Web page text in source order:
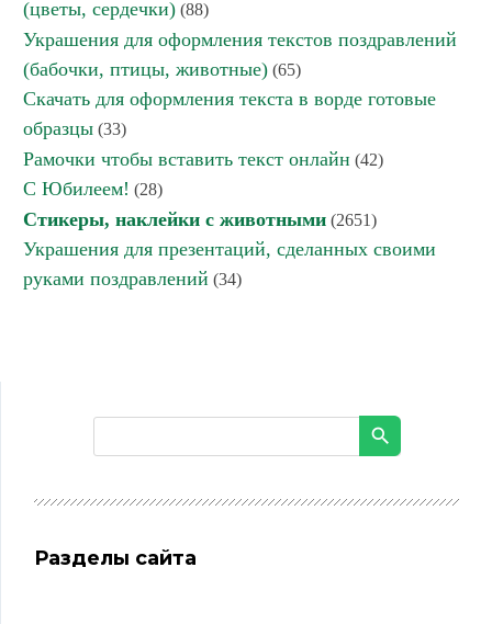
(цветы, сердечки) (88)
Украшения для оформления текстов поздравлений
(бабочки, птицы, животные) (65)
Скачать для оформления текста в ворде готовые
образцы (33)
Рамочки чтобы вставить текст онлайн (42)
С Юбилеем! (28)
Стикеры, наклейки с животными (2651)
Украшения для презентаций, сделанных своими
руками поздравлений (34)
Разделы сайта